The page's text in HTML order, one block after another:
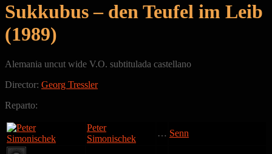
Sukkubus – den Teufel im Leib
(1989)
Alemania uncut wide V.O. subtitulada castellano
Director: Georg Tressler
Reparto:
Peter
Simonischek
… Senn